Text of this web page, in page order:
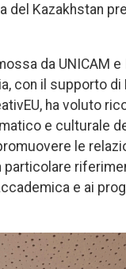
del Kazakhstan
da UNICAM
con il supporto di
ha voluto
e culturale
le
particolare
e ai